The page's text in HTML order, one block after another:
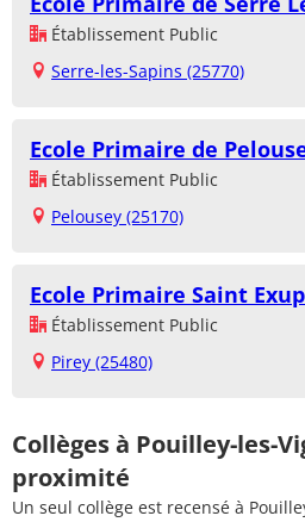
Établissement Public
Serre-les-Sapins (25770)
Ecole Primaire de
Établissement Public
Pelousey (25170)
Ecole Primaire Saint
Établissement Public
Pirey (25480)
Collèges à Pouilley-les-
proximité
Un seul collège est recensé à